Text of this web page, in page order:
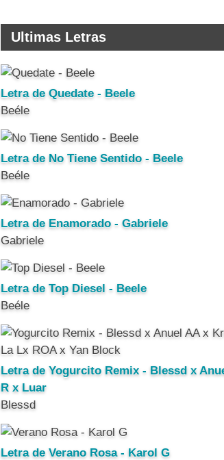
Ultimas Letras
Letra de Quedate - Beele
Beéle
Letra de No Tiene Sentido - Beele
Beéle
Letra de Enamorado - Gabriele
Gabriele
Letra de Top Diesel - Beele
Beéle
Letra de Yogurcito Remix - Blessd x
R x Luar
Blessd
Letra de Verano Rosa - Karol G